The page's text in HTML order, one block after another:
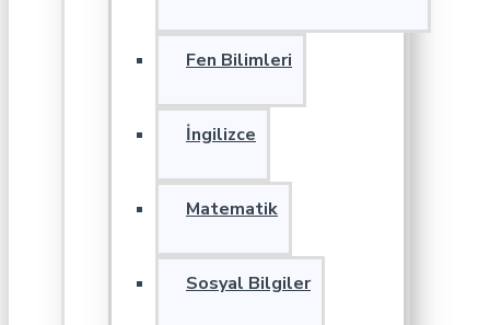
Fen Bilimleri
İngilizce
Matematik
Sosyal Bilgiler